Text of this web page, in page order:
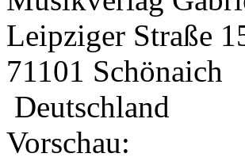
Leipziger Straße
71101 Schönaich
Deutschland
Vorschau: